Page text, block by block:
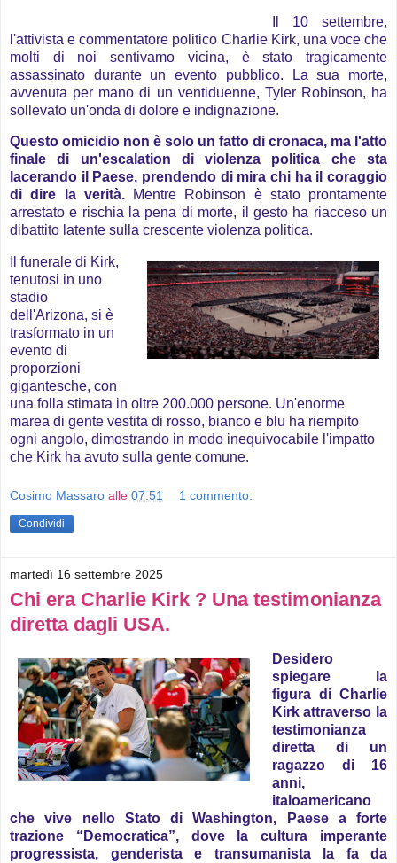
Il 10 settembre,
l'attivista e commentatore politico Charlie Kirk, una voce che
molti di noi sentivamo vicina, è stato tragicamente
assassinato durante un evento pubblico. La sua morte,
avvenuta per mano di un ventiduenne, Tyler Robinson, ha
sollevato un'onda di dolore e indignazione.
Questo omicidio non è solo un fatto di cronaca, ma l'atto
finale di un'escalation di violenza politica che sta
lacerando il Paese, prendendo di mira chi ha il coraggio
di dire la verità.
Mentre Robinson è stato prontamente
arrestato e rischia la pena di morte, il gesto ha riacceso un
dibattito latente sulla crescente violenza politica.
Il funerale di Kirk,
tenutosi in uno
stadio
dell'Arizona, si è
trasformato in un
evento di
proporzioni
gigantesche, con
una folla stimata in oltre 200.000 persone. Un'enorme
marea di gente vestita di rosso, bianco e blu ha riempito
ogni angolo, dimostrando in modo inequivocabile l'impatto
che Kirk ha avuto sulla gente comune.
Cosimo Massaro alle 07:51 1 commento:
Condividi
martedì 16 settembre 2025
Chi era Charlie Kirk ? Una testimonianza
diretta dagli USA.
Desidero
spiegare la
figura di Charlie
Kirk attraverso la
testimonianza
diretta di un
ragazzo di 16
anni,
italoamericano
che vive nello Stato di Washington, Paese a forte
trazione “Democratica”, dove la cultura imperante
progressista, genderista e transumanista la fa da